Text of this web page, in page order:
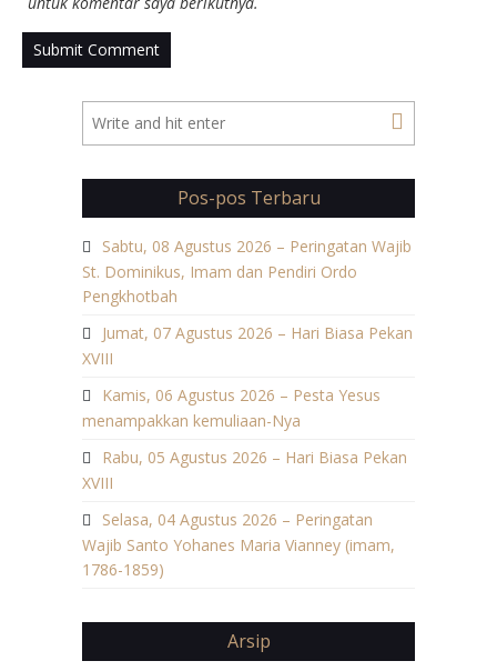
Pos-pos Terbaru
Sabtu, 08 Agustus 2026 – Peringatan Wajib
St. Dominikus, Imam dan Pendiri Ordo
Pengkhotbah
Jumat, 07 Agustus 2026 – Hari Biasa Pekan
XVIII
Kamis, 06 Agustus 2026 – Pesta Yesus
menampakkan kemuliaan-Nya
Rabu, 05 Agustus 2026 – Hari Biasa Pekan
XVIII
Selasa, 04 Agustus 2026 – Peringatan
Wajib Santo Yohanes Maria Vianney (imam,
1786-1859)
Arsip